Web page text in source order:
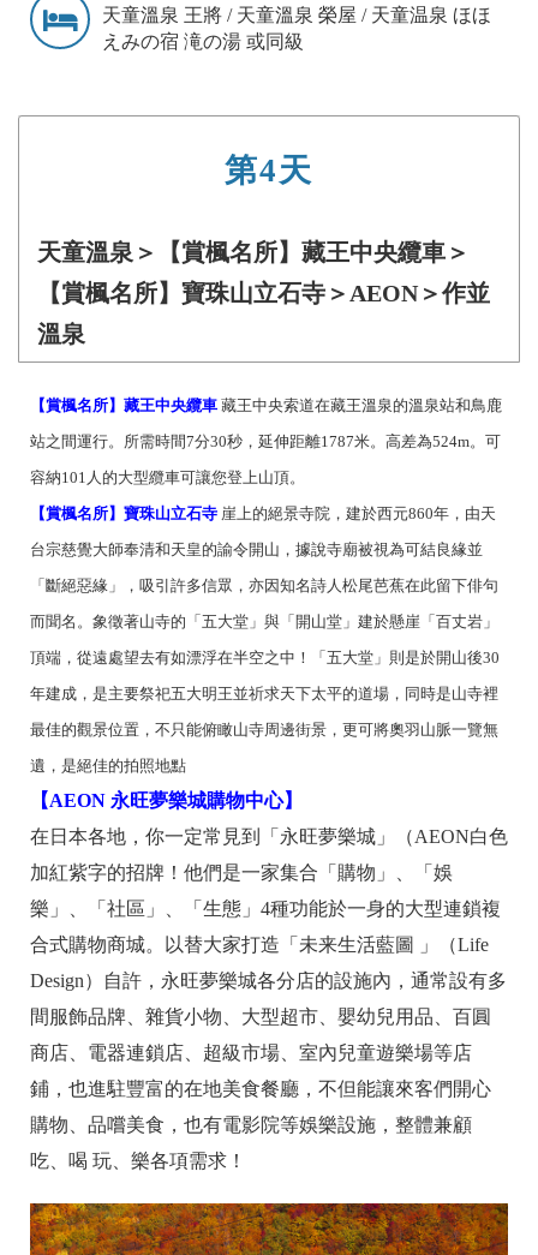
天童溫泉 王將 / 天童溫泉 榮屋 / 天童温泉 ほほ
えみの宿 滝の湯 或同級
第4天
天童溫泉＞【賞楓名所】藏王中央纜車＞
【賞楓名所】寶珠山立石寺＞AEON＞作並
溫泉
【賞楓名所】藏王中央纜車 藏王中央索道在藏王溫泉的溫泉站和鳥鹿
站之間運行。所需時間7分30秒，延伸距離1787米。高差為524m。可
容納101人的大型纜車可讓您登上山頂。
【賞楓名所】寶珠山立石寺 崖上的絕景寺院，建於西元860年，由天
台宗慈覺大師奉清和天皇的諭令開山，據說寺廟被視為可結良緣並
「斷絕惡緣」，吸引許多信眾，亦因知名詩人松尾芭蕉在此留下俳句
而聞名。象徵著山寺的「五大堂」與「開山堂」建於懸崖「百丈岩」
頂端，從遠處望去有如漂浮在半空之中！「五大堂」則是於開山後30
年建成，是主要祭祀五大明王並祈求天下太平的道場，同時是山寺裡
最佳的觀景位置，不只能俯瞰山寺周邊街景，更可將奧羽山脈一覽無
遺，是絕佳的拍照地點
【AEON 永旺夢樂城購物中心】
在日本各地，你一定常見到「永旺夢樂城」（AEON白色
加紅紫字的招牌！他們是一家集合「購物」、「娛
樂」、「社區」、「生態」4種功能於一身的大型連鎖複
合式購物商城。以替大家打造「未来生活藍圖 」（Life
Design）自許，永旺夢樂城各分店的設施內，通常設有多
間服飾品牌、雜貨小物、大型超市、嬰幼兒用品、百圓
商店、電器連鎖店、超級市場、室內兒童遊樂場等店
鋪，也進駐豐富的在地美食餐廳，不但能讓來客們開心
購物、品嚐美食，也有電影院等娛樂設施，整體兼顧
吃、喝 玩、樂各項需求！